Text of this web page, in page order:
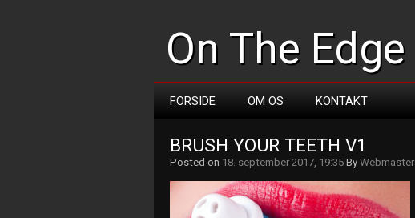
On The Edge
FORSIDE OM OS KONTAKT
BRUSH YOUR TEETH V1
Posted on 18. september 2017, 19:35 By Webmaster